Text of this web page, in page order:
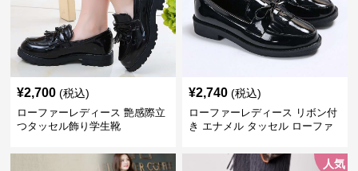
¥2,700 (税込)
ローファーレディース 艶感際立
つタッセル飾り学生靴
¥2,740 (税込)
ローファーレディース リボン付
き エナメル タッセル ローファ
人気